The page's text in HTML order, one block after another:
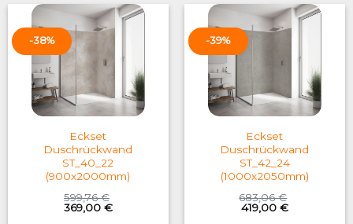
-38%
Eckset
Duschrückwand
ST_40_22
(900x2000mm)
599,76€
Original
price
369,00 €Current
-39%
Eckset
Duschrückwand
ST_42_24
(1000x2050mm)
683,06€
Original
price
419,00 €Current